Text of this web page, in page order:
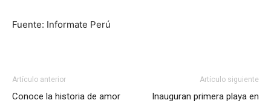
Fuente: Informate Perú
Artículo anterior
Conoce la historia de amor
Artículo siguiente
Inauguran primera playa en